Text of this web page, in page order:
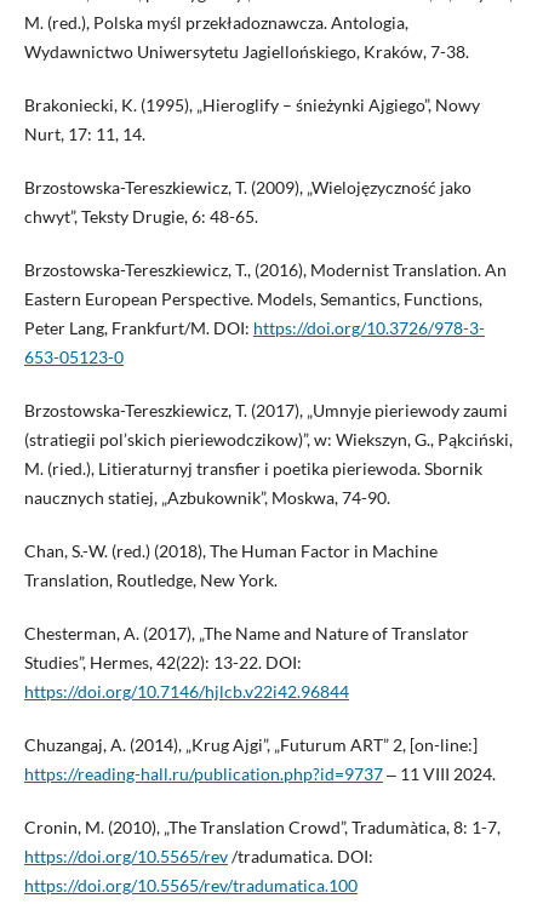
M. (red.), Polska myśl przekładoznawcza. Antologia,
Wydawnictwo Uniwersytetu Jagiellońskiego, Kraków, 7-38.
Brakoniecki, K. (1995), „Hieroglify – śnieżynki Ajgiego”, Nowy
Nurt, 17: 11, 14.
Brzostowska-Tereszkiewicz, T. (2009), „Wielojęzyczność jako
chwyt”, Teksty Drugie, 6: 48-65.
Brzostowska-Tereszkiewicz, T., (2016), Modernist Translation. An
Eastern European Perspective. Models, Semantics, Functions,
Peter Lang, Frankfurt/M. DOI: https://doi.org/10.3726/978-3-
653-05123-0
Brzostowska-Tereszkiewicz, T. (2017), „Umnyje pieriewody zaumi
(stratiegii pol’skich pieriewodczikow)”, w: Wiekszyn, G., Pąkciński,
M. (ried.), Litieraturnyj transfier i poetika pieriewoda. Sbornik
naucznych statiej, „Azbukownik”, Moskwa, 74-90.
Chan, S.-W. (red.) (2018), The Human Factor in Machine
Translation, Routledge, New York.
Chesterman, A. (2017), „The Name and Nature of Translator
Studies”, Hermes, 42(22): 13-22. DOI:
https://doi.org/10.7146/hjlcb.v22i42.96844
Chuzangaj, A. (2014), „Krug Ajgi”, „Futurum ART” 2, [on-line:]
https://reading-hall.ru/publication.php?id=9737‒ 11 VIII 2024.
Cronin, M. (2010), „The Translation Crowd”, Tradumàtica, 8: 1-7,
https://doi.org/10.5565/rev/tradumatica. DOI:
https://doi.org/10.5565/rev/tradumatica.100